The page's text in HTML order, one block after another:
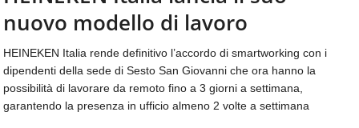
aggiornamenti
quotidiani
temi
come
ospitalità,
ristorazione,
CONTATTI
nuovo modello di lavoro
HEINEKEN Italia rende definitivo l’accordo di smartworking con i
dipendenti della sede di Sesto San Giovanni che ora hanno la
possibilità di lavorare da remoto fino a 3 giorni a settimana,
garantendo la presenza in ufficio almeno 2 volte a settimana